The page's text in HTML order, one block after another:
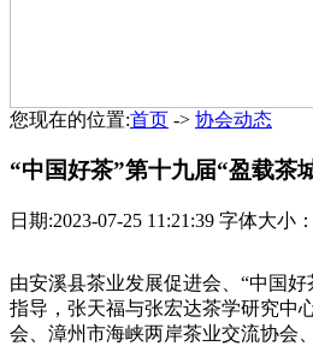
您现在的位置:首页 -> 协会动态
“中国好茶”第十九届“盈载茶
日期:2023-07-25 11:21:39 字体大小：
由安溪县茶业发展促进会、“中国
指导，张天福与张宏达茶学研究中
会、漳州市海峡两岸茶业交流协会